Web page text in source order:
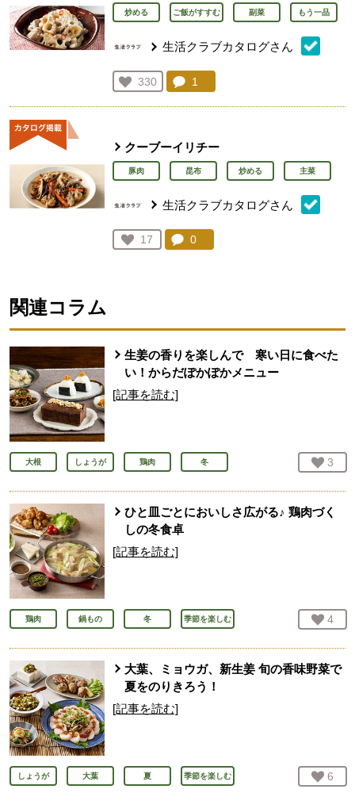
炒める ご飯がすすむ 副菜 もう一品
生活クラブカタログさん
お気に入り登録：
330
人が登録
コメント：
1
クーブーイリチー
豚肉 昆布 炒める 主菜
生活クラブカタログさん
お気に入り登録：
17
人が登録
コメント：
0
関連コラム
生姜の香りを楽しんで 寒い日に食べた
い！からだぽかぽかメニュー
[記事を読む]
大根 しょうが 鶏肉 冬 お気
3
ひと皿ごとにおいしさ広がる♪ 鶏肉づく
しの冬食卓
[記事を読む]
鶏肉 鍋もの 冬 季節を楽しむ お気
4
大葉、ミョウガ、新生姜 旬の香味野菜で
夏をのりきろう！
[記事を読む]
しょうが 大葉 夏 季節を楽しむ お気
6